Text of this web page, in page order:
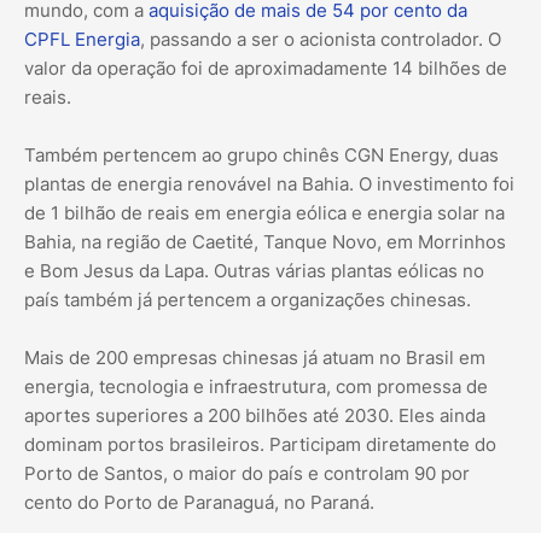
mundo, com a aquisição de mais de 54 por cento da
CPFL Energia, passando a ser o acionista controlador. O
valor da operação foi de aproximadamente 14 bilhões de
reais.
Também pertencem ao grupo chinês CGN Energy, duas
plantas de energia renovável na Bahia. O investimento foi
de 1 bilhão de reais em energia eólica e energia solar na
Bahia, na região de Caetité, Tanque Novo, em Morrinhos
e Bom Jesus da Lapa. Outras várias plantas eólicas no
país também já pertencem a organizações chinesas.
Mais de 200 empresas chinesas já atuam no Brasil em
energia, tecnologia e infraestrutura, com promessa de
aportes superiores a 200 bilhões até 2030. Eles ainda
dominam portos brasileiros. Participam diretamente do
Porto de Santos, o maior do país e controlam 90 por
cento do Porto de Paranaguá, no Paraná.